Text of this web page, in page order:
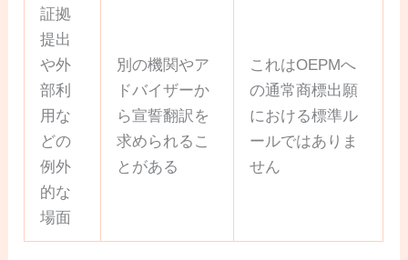
証拠
提出
や外
部利
用な
どの
例外
的な
場面
別の機関やア
ドバイザーか
ら宣誓翻訳を
求められるこ
とがある
これはOEPMへ
の通常商標出願
における標準ル
ールではありま
せん